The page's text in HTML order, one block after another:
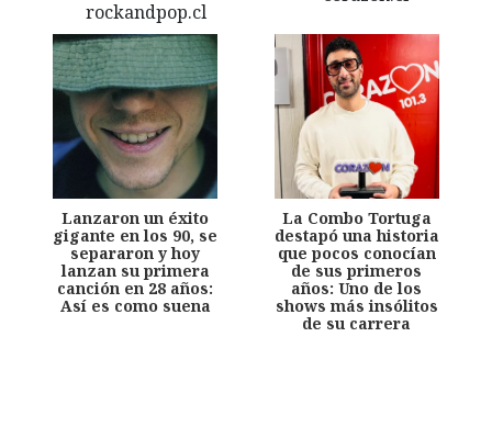
Lanzaron un éxito
gigante en los 90, se
separaron y hoy
lanzan su primera
canción en 28 años:
Así es como suena
La Combo Tortuga
destapó una historia
que pocos conocían
de sus primeros
años: Uno de los
shows más insólitos
de su carrera